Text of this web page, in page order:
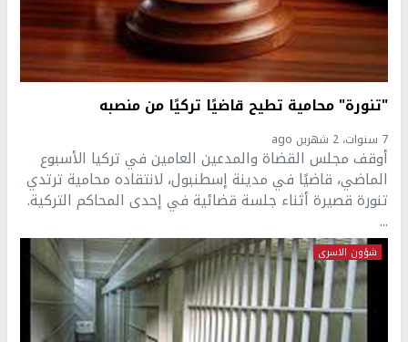
"تنورة" محامية تطيح قاضيًا تركيًا من منصبه
7 سنوات، 2 شهرين ago
أوقف مجلس القضاة والمدعين العامين في تركيا الأسبوع
الماضي، قاضيًا في مدينة إسطنبول، لانتقاده محامية ترتدي
تنورة قصيرة أثناء جلسة قضائية في إحدى المحاكم التركية.
...
شؤون الاسرى